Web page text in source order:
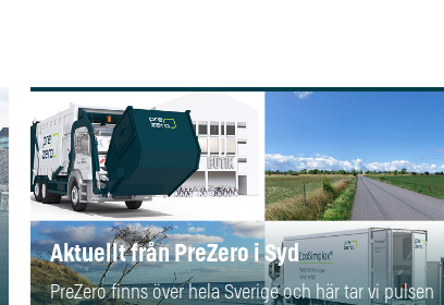
Aktuellt från PreZero i Syd
PreZero finns över hela Sverige och här tar vi pulsen